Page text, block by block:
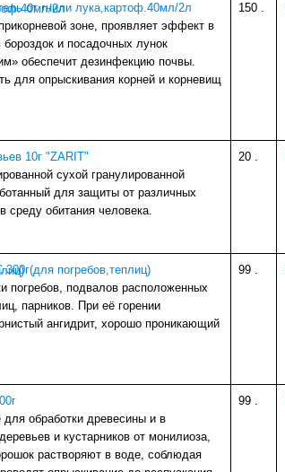
от гнили лука,картоф.40мл/2л
зоне, проявляет эффект в
и посадочных лунок
обеспечит дезинфекцию почвы.
для опрыскивания корней и корневищ
150 .
10г "ZARIT"
сухой гранулированной
для защиты от различных
среду обитания человека.
20 .
погребов,теплиц)
погребов, подвалов расположенных
парников. При её горении
ангидрит, хорошо проникающий
99 .
для обработки древесины и в
и кустарников от монилиоза,
растворяют в воде, соблюдая
99 .